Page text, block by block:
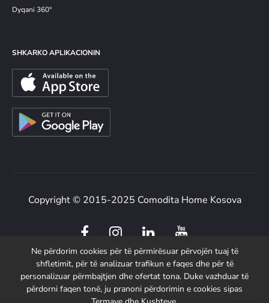
Dyqani 360°
SHKARKO APLIKACIONIN
Copyright © 2015-2025 Comodita Home Kosova
a
c
e
b
n
s
t
a
i
n
k
e
o
u
t
u
Ne përdorim cookies për të përmirësuar përvojën tuaj të
shfletimit, për të analizuar trafikun e faqes dhe për të
personalizuar përmbajtjen dhe ofertat tona. Duke vazhduar të
përdorni faqen tonë, ju pranoni përdorimin e cookies sipas